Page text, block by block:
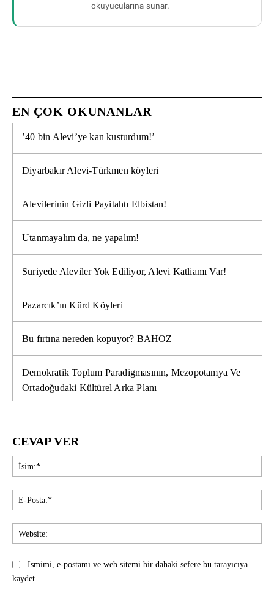
okuyucularına sunar.
EN ÇOK OKUNANLAR
’40 bin Alevi’ye kan kusturdum!’
Diyarbakır Alevi-Türkmen köyleri
Alevilerinin Gizli Payitahtı Elbistan!
Utanmayalım da, ne yapalım!
Suriyede Aleviler Yok Ediliyor, Alevi Katliamı Var!
Pazarcık’ın Kürd Köyleri
Bu fırtına nereden kopuyor? BAHOZ
Demokratik Toplum Paradigmasının, Mezopotamya Ve
Ortadoğudaki Kültürel Arka Planı
CEVAP VER
Ismimi, e-postamı ve web sitemi bir dahaki sefere bu tarayıcıya
kaydet.